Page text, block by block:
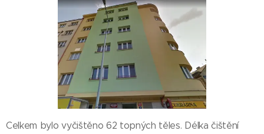
Celkem bylo vyčištěno 62 topných těles. Délka čištění